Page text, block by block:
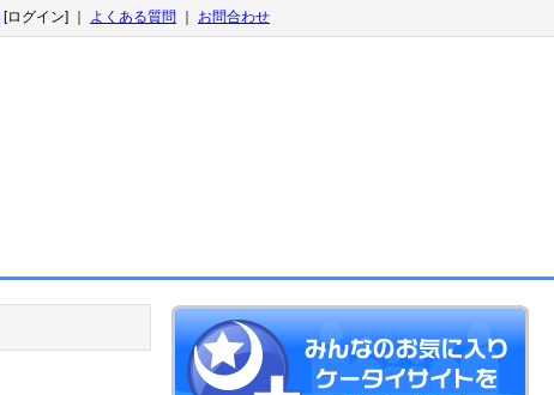
[ログイン] ｜ よくある質問 お問合わせ